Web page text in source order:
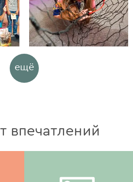
ещё
впечатлений